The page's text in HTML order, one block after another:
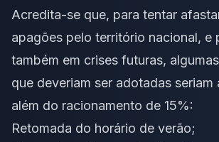
Acredita-se que, para tentar
apagões pelo território nacional, e
também em crises futuras,
que deveriam ser adotadas seriam
além do racionamento de 15%:
Retomada do horário de verão;